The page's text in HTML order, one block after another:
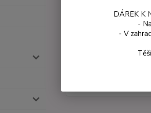
DÁREK K
-
- V